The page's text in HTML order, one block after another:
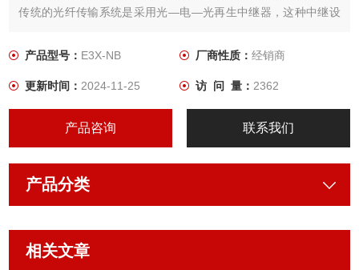
传统的光纤传输系统是采用光—电—光再生中继器，这种中继设
路上对信号进行放大传输，就要用一个全光传输型中继器来代替
产品型号： E3X-NB 厂商性质： 经销商
更新时间：2024-11-25 访 问 量： 2362
产品咨询 联系我们
产品分类
相关文章